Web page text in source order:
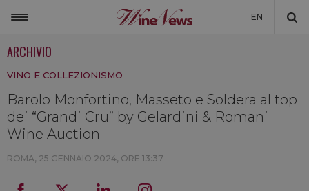
EN
NON SOLO VINO
LA CANTINA DI WINENEWS
DICONO DI NOI
ARCHIVIO
VINO E COLLEZIONISMO
Barolo Monfortino, Masseto e Soldera al top
dei “Grandi Cru” by Gelardini & Romani
Wine Auction
ROMA, 25 GENNAIO 2024, ORE 13:37